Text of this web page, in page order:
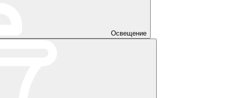
Освещение